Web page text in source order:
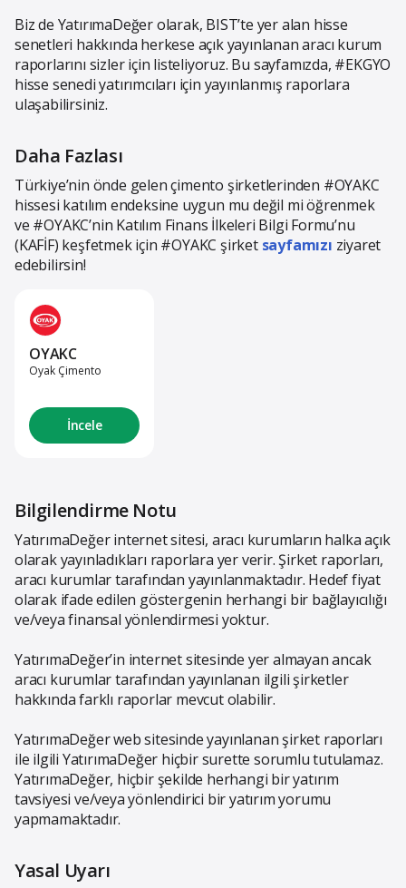
Biz de YatırımaDeğer olarak, BIST’te yer alan hisse
senetleri hakkında herkese açık yayınlanan aracı kurum
raporlarını sizler için listeliyoruz. Bu sayfamızda, #EKGYO
hisse senedi yatırımcıları için yayınlanmış raporlara
ulaşabilirsiniz.
Daha Fazlası
Türkiye’nin önde gelen çimento şirketlerinden #OYAKC
hissesi katılım endeksine uygun mu değil mi öğrenmek
ve #OYAKC’nin Katılım Finans İlkeleri Bilgi Formu’nu
(KAFİF) keşfetmek için #OYAKC şirket sayfamızı ziyaret
edebilirsin!
OYAKC
Oyak Çimento
İncele
Bilgilendirme Notu
YatırımaDeğer internet sitesi, aracı kurumların halka açık
olarak yayınladıkları raporlara yer verir. Şirket raporları,
aracı kurumlar tarafından yayınlanmaktadır. Hedef fiyat
olarak ifade edilen göstergenin herhangi bir bağlayıcılığı
ve/veya finansal yönlendirmesi yoktur.
YatırımaDeğer’in internet sitesinde yer almayan ancak
aracı kurumlar tarafından yayınlanan ilgili şirketler
hakkında farklı raporlar mevcut olabilir.
YatırımaDeğer web sitesinde yayınlanan şirket raporları
ile ilgili YatırımaDeğer hiçbir surette sorumlu tutulamaz.
YatırımaDeğer, hiçbir şekilde herhangi bir yatırım
tavsiyesi ve/veya yönlendirici bir yatırım yorumu
yapmamaktadır.
Yasal Uyarı